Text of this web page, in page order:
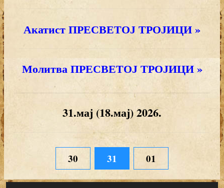
Акатист ПРЕСВЕТОЈ ТРОЈИЦИ »
Молитва ПРЕСВЕТОЈ ТРОЈИЦИ »
31.мај (18.мај) 2026.
30 31 01